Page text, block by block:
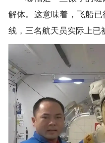
解体。这意味着，飞船
线，三名航天员实际上已